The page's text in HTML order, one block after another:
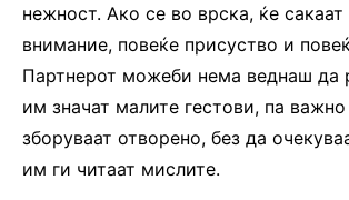
нежност. Ако се во врска, ќе сакаат
внимание, повеќе присуство и
Партнерот можеби нема веднаш да
им значат малите гестови, па
зборуваат отворено, без да
им ги читаат мислите.